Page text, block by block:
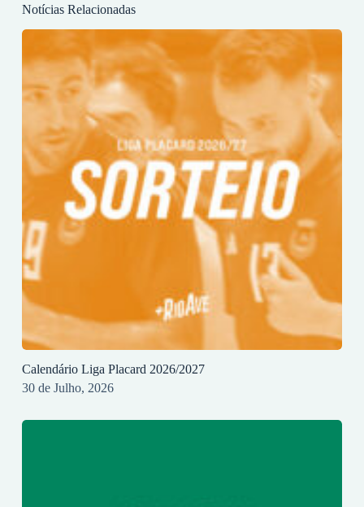
Notícias Relacionadas
Calendário Liga Placard 2026/2027
30 de Julho, 2026